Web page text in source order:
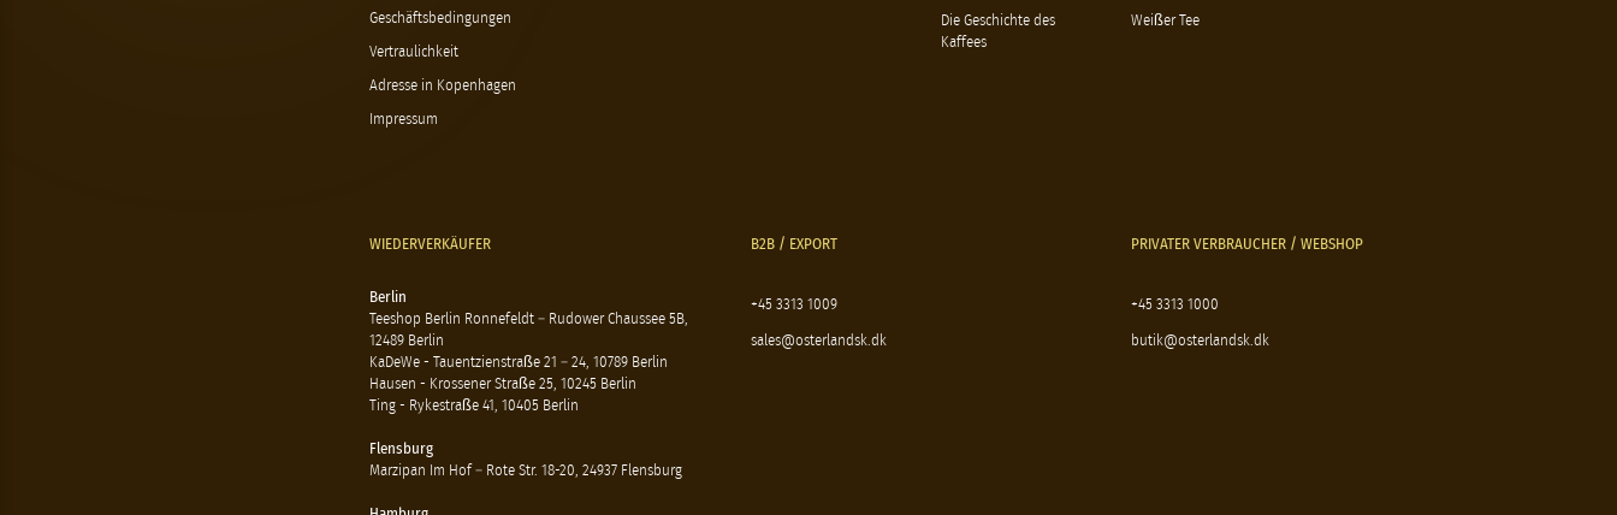
Geschäftsbedingungen
Vertraulichkeit
Adresse in Kopenhagen
Impressum
Die Geschichte des
Kaffees
Weißer Tee
WIEDERVERKÄUFER
Berlin
Teeshop Berlin Ronnefeldt – Rudower Chaussee 5B,
12489 Berlin
KaDeWe - Tauentzienstraße 21 – 24, 10789 Berlin
Hausen - Krossener Straße 25, 10245 Berlin
Ting - Rykestraße 41, 10405 Berlin
Flensburg
Marzipan Im Hof – Rote Str. 18-20, 24937 Flensburg
B2B / EXPORT
+45 3313 1009
sales@osterlandsk.dk
PRIVATER VERBRAUCHER / WEBSHOP
+45 3313 1000
butik@osterlandsk.dk